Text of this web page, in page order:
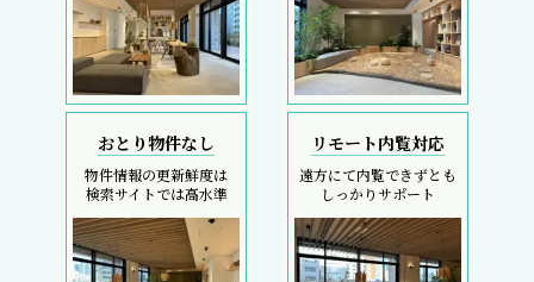
おとり物件なし
物件情報の更新鮮度は
検索サイトでは高水準
リモート内覧対応
遠方にて内覧できずとも
しっかりサポート